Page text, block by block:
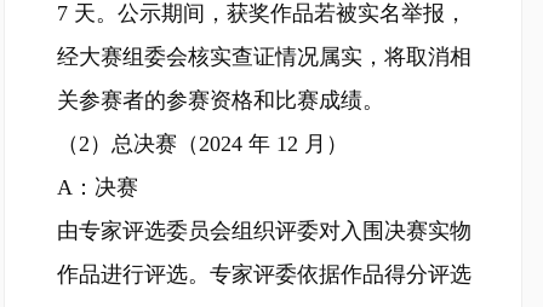
7 天。公示期间，获奖作品若被实名举报，
经大赛组委会核实查证情况属实，将取消相
关参赛者的参赛资格和比赛成绩。
（2）总决赛（2024 年 12 月）
A：决赛
由专家评选委员会组织评委对入围决赛实物
作品进行评选。专家评委依据作品得分评选